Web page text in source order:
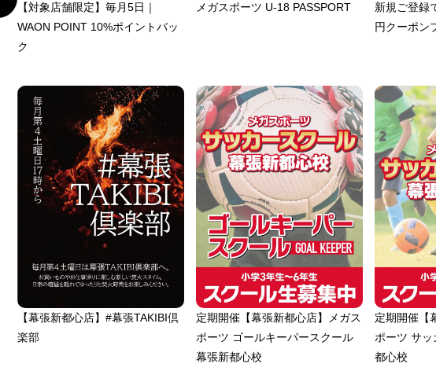
【対象店舗限定】毎月5日｜
WAON POINT 10%ポイントバッ
ク
メガスポーツ U-18 PASSPORT
新規ご登録
円クーポン
【幕張新都心店】#幕張TAKIBI倶
楽部
定期開催【幕張新都心店】メガス
ポーツ ゴールキーパースクール
幕張新都心校
定期開催【
ポーツ サ
都心校